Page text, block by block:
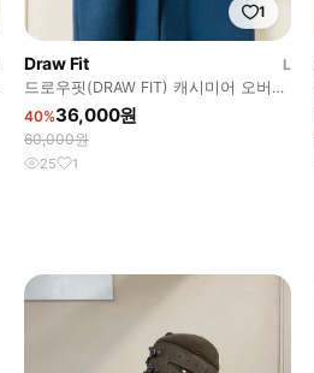
1
Draw Fit
L
드로우핏(DRAW FIT) 캐시미어 오버사
이즈 싱글코트 L
40%36,000원
60,000원
25 1